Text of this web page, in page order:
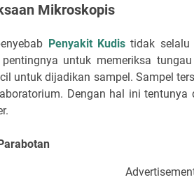
Mikroskopis
Penyakit Kudistidak selalu
pentingnya untuk memeriksa
untuk dijadikan sampel. Sampel
Dengan hal ini tentunya